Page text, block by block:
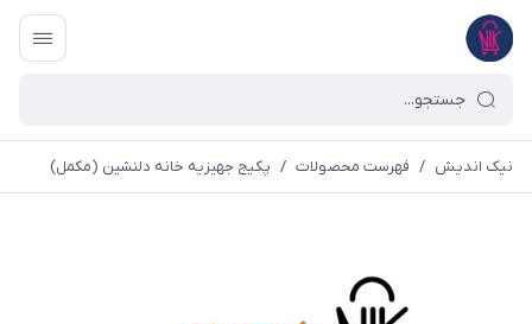
نیک اندیش / فهرست محصولات / پکیج جهیزیه خانه دلنشین (مکمل)